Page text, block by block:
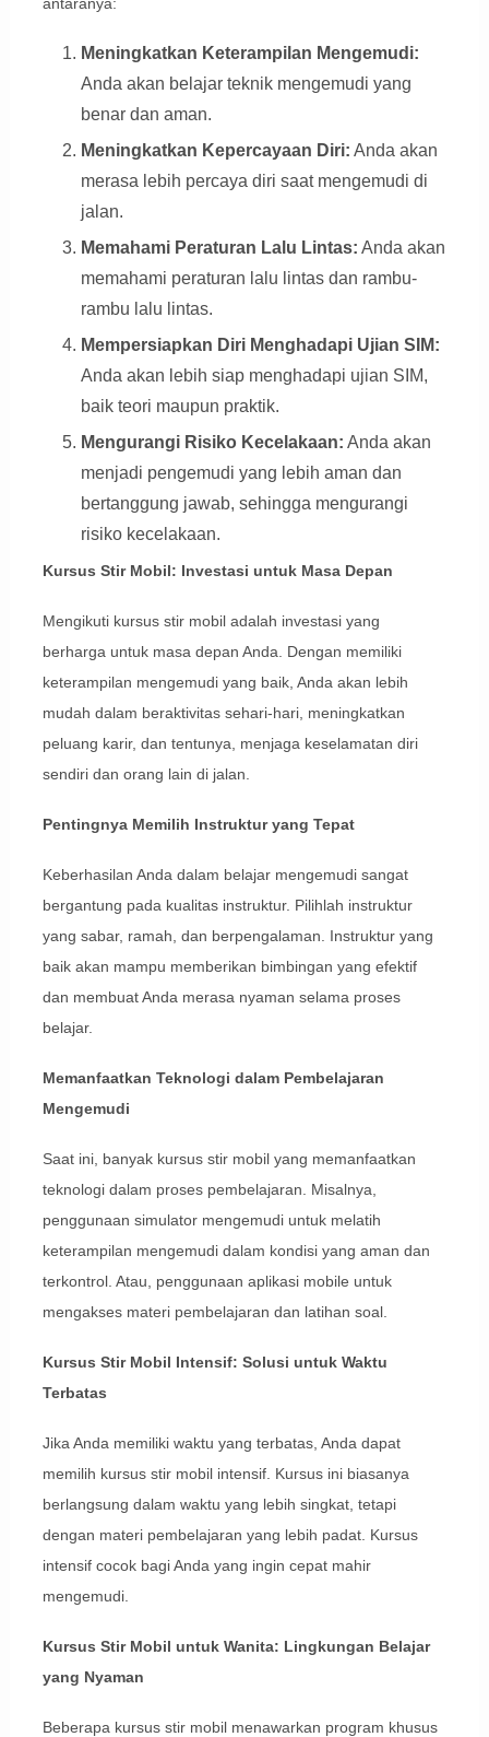
Meningkatkan Keterampilan Mengemudi:
Anda akan belajar teknik mengemudi yang
benar dan aman.
Meningkatkan Kepercayaan Diri: Anda akan
merasa lebih percaya diri saat mengemudi di
jalan.
Memahami Peraturan Lalu Lintas: Anda akan
memahami peraturan lalu lintas dan rambu-
rambu lalu lintas.
Mempersiapkan Diri Menghadapi Ujian SIM:
Anda akan lebih siap menghadapi ujian SIM,
baik teori maupun praktik.
Mengurangi Risiko Kecelakaan: Anda akan
menjadi pengemudi yang lebih aman dan
bertanggung jawab, sehingga mengurangi
risiko kecelakaan.
Kursus Stir Mobil: Investasi untuk Masa Depan
Mengikuti kursus stir mobil adalah investasi yang
berharga untuk masa depan Anda. Dengan memiliki
keterampilan mengemudi yang baik, Anda akan lebih
mudah dalam beraktivitas sehari-hari, meningkatkan
peluang karir, dan tentunya, menjaga keselamatan diri
sendiri dan orang lain di jalan.
Pentingnya Memilih Instruktur yang Tepat
Keberhasilan Anda dalam belajar mengemudi sangat
bergantung pada kualitas instruktur. Pilihlah instruktur
yang sabar, ramah, dan berpengalaman. Instruktur yang
baik akan mampu memberikan bimbingan yang efektif
dan membuat Anda merasa nyaman selama proses
belajar.
Memanfaatkan Teknologi dalam Pembelajaran
Mengemudi
Saat ini, banyak kursus stir mobil yang memanfaatkan
teknologi dalam proses pembelajaran. Misalnya,
penggunaan simulator mengemudi untuk melatih
keterampilan mengemudi dalam kondisi yang aman dan
terkontrol. Atau, penggunaan aplikasi mobile untuk
mengakses materi pembelajaran dan latihan soal.
Kursus Stir Mobil Intensif: Solusi untuk Waktu
Terbatas
Jika Anda memiliki waktu yang terbatas, Anda dapat
memilih kursus stir mobil intensif. Kursus ini biasanya
berlangsung dalam waktu yang lebih singkat, tetapi
dengan materi pembelajaran yang lebih padat. Kursus
intensif cocok bagi Anda yang ingin cepat mahir
mengemudi.
Kursus Stir Mobil untuk Wanita: Lingkungan Belajar
yang Nyaman
Beberapa kursus stir mobil menawarkan program khusus